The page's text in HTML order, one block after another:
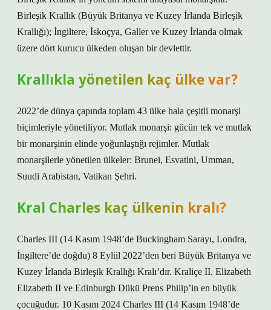
Birleşik Krallık (Büyük Britanya ve Kuzey İrlanda Birleşik
Krallığı); İngiltere, İskoçya, Galler ve Kuzey İrlanda olmak
üzere dört kurucu ülkeden oluşan bir devlettir.
Krallıkla yönetilen kaç ülke var?
2022’de dünya çapında toplam 43 ülke hala çeşitli monarşi
biçimleriyle yönetiliyor. Mutlak monarşi: gücün tek ve mutlak
bir monarşinin elinde yoğunlaştığı rejimler. Mutlak
monarşilerle yönetilen ülkeler: Brunei, Esvatini, Umman,
Suudi Arabistan, Vatikan Şehri.
Kral Charles kaç ülkenin kralı?
Charles III (14 Kasım 1948’de Buckingham Sarayı, Londra,
İngiltere’de doğdu) 8 Eylül 2022’den beri Büyük Britanya ve
Kuzey İrlanda Birleşik Krallığı Kralı’dır. Kraliçe II. Elizabeth
Elizabeth II ve Edinburgh Dükü Prens Philip’in en büyük
çocuğudur. 10 Kasım 2024 Charles III (14 Kasım 1948’de